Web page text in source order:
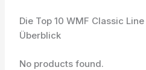
Die Top 10 WMF Classic
Überblick
No products found.